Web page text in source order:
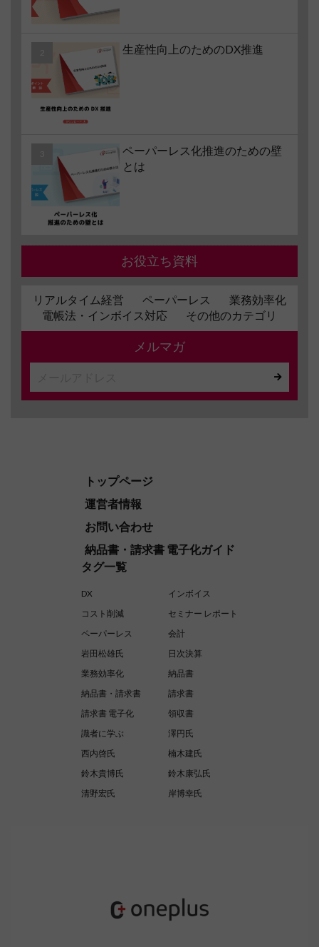
生産性向上のためのDX推進
ペーパーレス化推進のための壁
とは
お役立ち資料
リアルタイム経営 ペーパーレス
業務効率化
電帳法・インボイス対応
その他のカテゴリ
メルマガ
トップページ
運営者情報
お問い合わせ
納品書・請求書 電子化ガイド
タグ一覧
DX
インボイス
コスト削減
セミナー レポート
ペーパーレス
会計
岩田松雄氏
日次決算
業務効率化
納品書
納品書・請求書
請求書
請求書 電子化
領収書
識者に学ぶ
澤円氏
西内啓氏
楠木建氏
鈴木貴博氏
鈴木康弘氏
清野宏氏
岸博幸氏